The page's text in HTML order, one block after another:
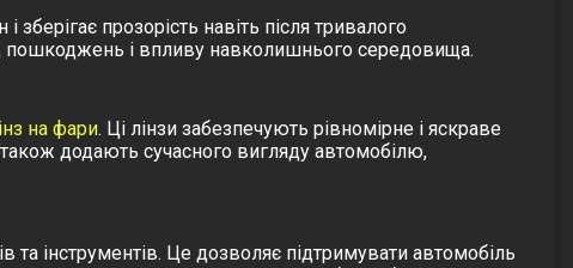
зберігає прозорість навіть після тривалого
пошкоджень і впливу навколишнього середовища.
на фари. Ці лінзи забезпечують рівномірне і яскраве
також додають сучасного вигляду автомобілю,
та інструментів. Це дозволяє підтримувати автомобіль